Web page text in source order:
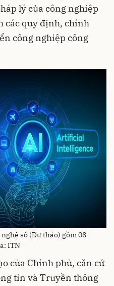
lý của công nghiệp
các quy định, chính
công nghiệp công
số (Dự thảo) gồm 08
ITN
của Chính phủ, căn cứ
tin và Truyền thông